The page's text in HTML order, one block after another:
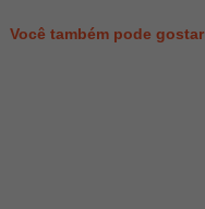
Você também pode